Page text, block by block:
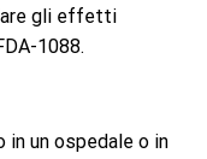
gli effetti
1088.
un ospedale o in